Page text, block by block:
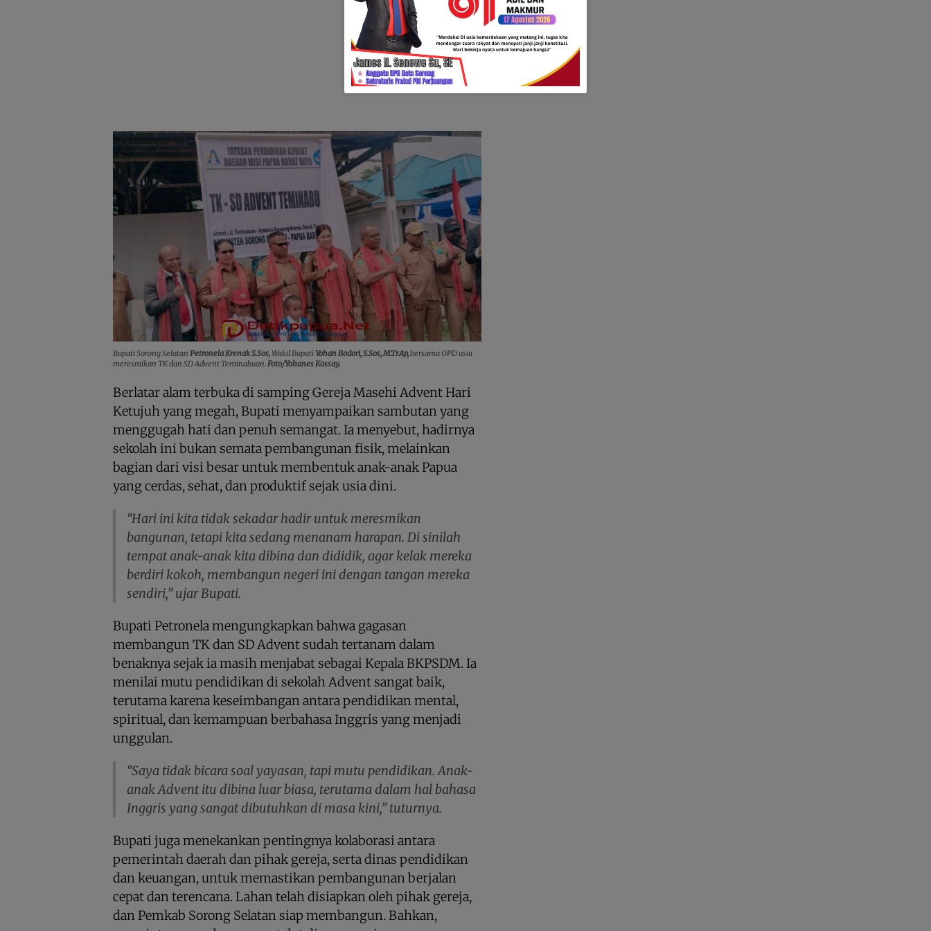
Bupati Sorong Selatan Petronela Krenak S.Sos, Wakil BupatiYohan Bodori, S.Sos, M.Tr.Ap,bersama OPD usai
meresmikan TK dan SD Advent Teminabuan.Foto/Yohanes Kossay.
Berlatar alam terbuka di samping Gereja Masehi Advent Hari
Ketujuh yang megah, Bupati menyampaikan sambutan yang
menggugah hati dan penuh semangat. Ia menyebut, hadirnya
sekolah ini bukan semata pembangunan fisik, melainkan
bagian dari visi besar untuk membentuk anak-anak Papua
yang cerdas, sehat, dan produktif sejak usia dini.
“Hari ini kita tidak sekadar hadir untuk meresmikan
bangunan, tetapi kita sedang menanam harapan. Di sinilah
tempat anak-anak kita dibina dan dididik, agar kelak mereka
berdiri kokoh, membangun negeri ini dengan tangan mereka
sendiri,” ujar Bupati.
Bupati Petronela mengungkapkan bahwa gagasan
membangun TK dan SD Advent sudah tertanam dalam
benaknya sejak ia masih menjabat sebagai Kepala BKPSDM. Ia
menilai mutu pendidikan di sekolah Advent sangat baik,
terutama karena keseimbangan antara pendidikan mental,
spiritual, dan kemampuan berbahasa Inggris yang menjadi
unggulan.
“Saya tidak bicara soal yayasan, tapi mutu pendidikan. Anak-
anak Advent itu dibina luar biasa, terutama dalam hal bahasa
Inggris yang sangat dibutuhkan di masa kini,” tuturnya.
Bupati juga menekankan pentingnya kolaborasi antara
pemerintah daerah dan pihak gereja, serta dinas pendidikan
dan keuangan, untuk memastikan pembangunan berjalan
cepat dan terencana. Lahan telah disiapkan oleh pihak gereja,
dan Pemkab Sorong Selatan siap membangun. Bahkan,